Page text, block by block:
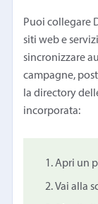
Puoi collegare
siti web e
sincronizzare
campagne,
la directory
incorporata:
Apri un
Vai alla